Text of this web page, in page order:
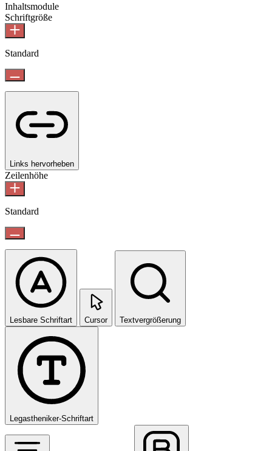
Inhaltsmodule
Schriftgröße
Standard
Links hervorheben
Zeilenhöhe
Standard
Lesbare Schriftart Cursor Textvergrößerung
Legastheniker-Schriftart